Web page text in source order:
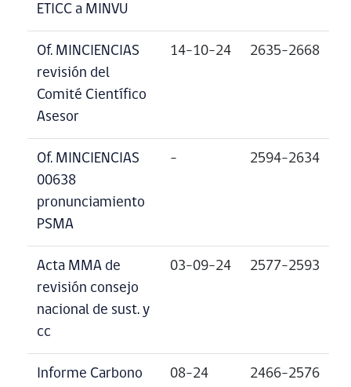
ETICC a MINVU
Of. MINCIENCIAS
revisión del
Comité Científico
Asesor
14-10-24 2635-2668
Of. MINCIENCIAS
00638
pronunciamiento
PSMA
– 2594-2634
Acta MMA de
revisión consejo
nacional de sust. y
cc
03-09-24 2577-2593
Informe Carbono
08-24 2466-2576